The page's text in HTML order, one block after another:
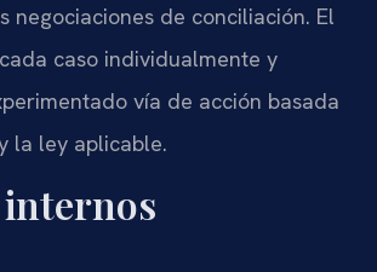
negociaciones de conciliación. El
caso individualmente y
vía de acción basada
la ley aplicable.
internos